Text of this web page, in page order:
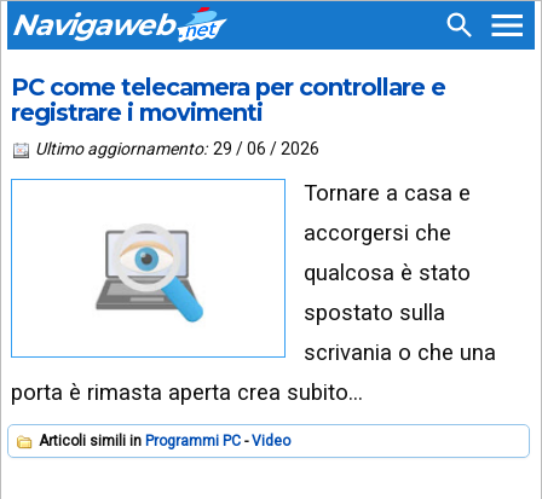
Navigaweb
HOME
CHI
CONTATTA
ULTIMI
POST
SEGUICI
SU:
TELEGRAM
FACEBOOK
YOUTUBE
PC come telecamera per controllare e
registrare i movimenti
Ultimo aggiornamento: 29 / 06 / 2026
Tornare a casa e
accorgersi che
qualcosa è stato
spostato sulla
scrivania o che una
porta è rimasta aperta crea subito…
Articoli simili in Programmi PC Video